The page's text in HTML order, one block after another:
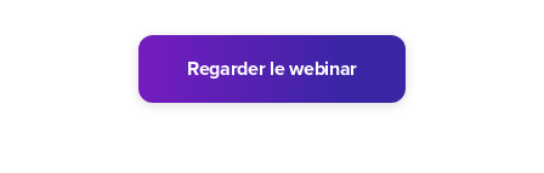
Regarder le webinar